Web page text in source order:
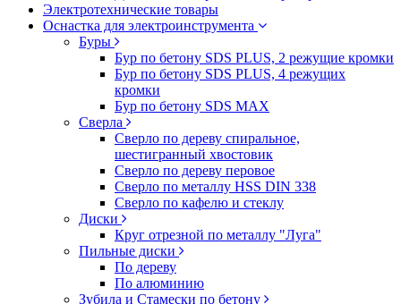
Электротехнические товары
Оснастка для электроинструмента
Буры
Бур по бетону SDS PLUS, 2 режущие кромки
Бур по бетону SDS PLUS, 4 режущих
кромки
Бур по бетону SDS MAX
Сверла
Сверло по дереву спиральное,
шестигранный хвостовик
Сверло по дереву перовое
Сверло по металлу HSS DIN 338
Сверло по кафелю и стеклу
Диски
Круг отрезной по металлу "Луга"
Пильные диски
По дереву
По алюминию
Зубила и Стамески по бетону